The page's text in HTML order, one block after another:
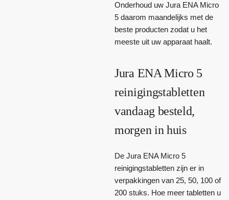
Onderhoud uw Jura ENA Micro
5 daarom maandelijks met de
beste producten zodat u het
meeste uit uw apparaat haalt.
Jura ENA Micro 5
reinigingstabletten
vandaag besteld,
morgen in huis
De Jura ENA Micro 5
reinigingstabletten zijn er in
verpakkingen van 25, 50, 100 of
200 stuks. Hoe meer tabletten u